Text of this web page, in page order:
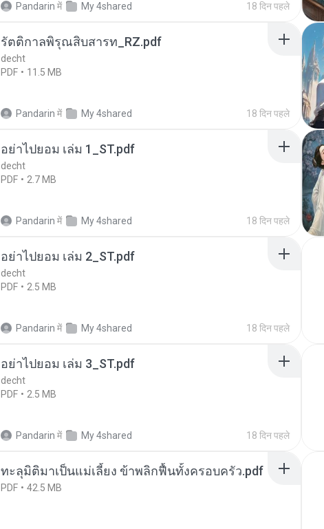
Pandarin में My 4shared 18 दिन पहले
รัตติกาลพิรุณสิบสารท_RZ.pdf
decht
PDF
11.5 MB
Pandarin में My 4shared 18 दिन पहले
อย่าไปยอม เล่ม 1_ST.pdf
decht
PDF
2.7 MB
Pandarin में My 4shared 18 दिन पहले
อย่าไปยอม เล่ม 2_ST.pdf
decht
PDF
2.5 MB
Pandarin में My 4shared 18 दिन पहले
อย่าไปยอม เล่ม 3_ST.pdf
decht
PDF
2.5 MB
Pandarin में My 4shared 18 दिन पहले
ทะลุมิติมาเป็นแม่เลี้ยง ข้าพลิกฟื้นทั้งครอบครัว.pdf
PDF 42.5 MB